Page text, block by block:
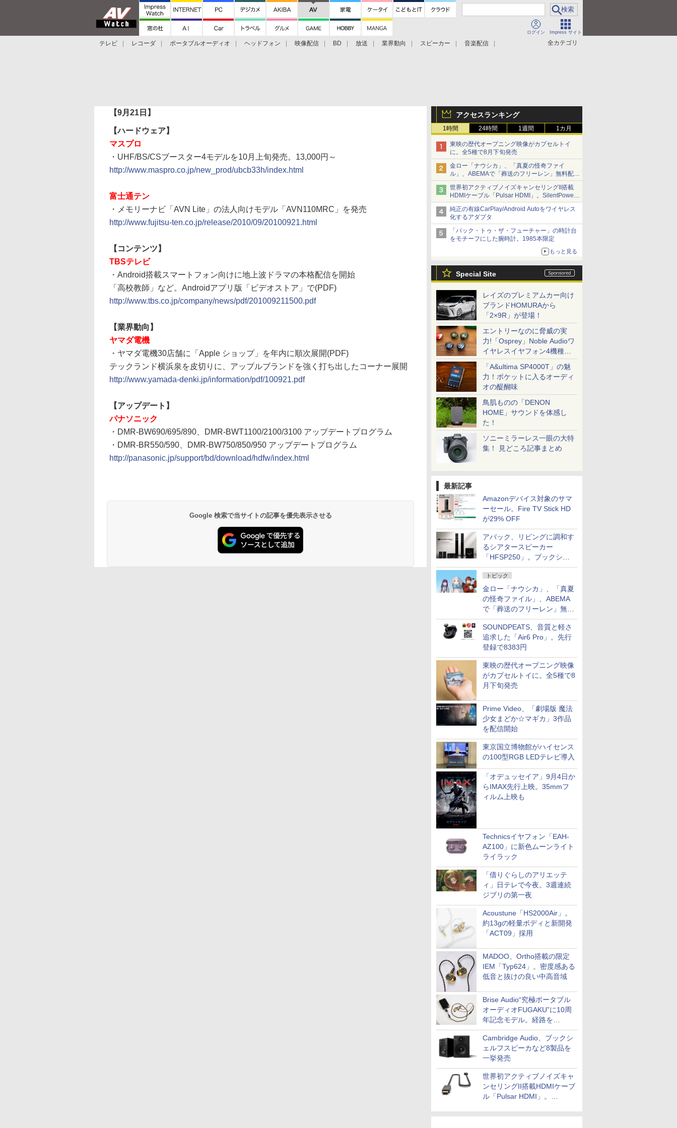
ログイン Impress サイト
全カテゴリ
テレビ レコーダ ポータブルオーディオ ヘッドフォン 映像配信 BD 放送 業界動向 スピーカー
音楽配信
アクセスランキング
1時間 24時間 1週間 1カ月
東映の歴代オープニング映像がカプセルトイ
に。全5種で8月下旬発売
金ロー「ナウシカ」、「真夏の怪奇ファイ
ル」、ABEMAで「葬送のフリーレン」無料配信
など。夏の特番・配信情報
世界初アクティブノイズキャンセリングII搭載
HDMIケーブル「Pulsar HDMI」。SilentPower
から
純正の有線CarPlay/Android Autoをワイヤレス
化するアダプタ
「バック・トゥ・ザ・フューチャー」の時計台
をモチーフにした腕時計。1985本限定
もっと見る
Special Site
レイズのプレミアムカー向け
ブランドHOMURAから
「2×9R」が登場！
エントリーなのに脅威の実
力!「Osprey」Noble Audioワ
イヤレスイヤフォン4機種を
一気に聴く
「A&ultima SP4000T」の魅
力！ポケットに入るオーディ
オの醍醐味
鳥肌ものの「DENON
HOME」サウンドを体感し
た！
ソニーミラーレス一眼の大特
集！ 見どころ記事まとめ
最新記事
Amazonデバイス対象のサマ
ーセール。Fire TV Stick HD
が29% OFF
アバック、リビングに調和す
るシアタースピーカー
「HFSP250」。ブックシェ
ルフはペア3万円以下
トピック
金ロー「ナウシカ」、「真夏
の怪奇ファイル」、ABEMA
で「葬送のフリーレン」無料
配信など。夏の特番・配信情
報
SOUNDPEATS、音質と軽さ
追求した「Air6 Pro」。先行
登録で8383円
東映の歴代オープニング映像
がカプセルトイに。全5種で8
月下旬発売
Prime Video、「劇場版 魔法
少女まどか☆マギカ」3作品
を配信開始
東京国立博物館がハイセンス
の100型RGB LEDテレビ導入
「オデュッセイア」9月4日か
らIMAX先行上映。35mmフ
ィルム上映も
Technicsイヤフォン「EAH-
AZ100」に新色ムーンライト
ライラック
「借りぐらしのアリエッテ
ィ」日テレで今夜。3週連続
ジブリの第一夜
Acoustune「HS2000Air」。
約13gの軽量ボディと新開発
「ACT09」採用
MADOO、Ortho搭載の限定
IEM「Typ624」。密度感ある
低音と抜けの良い中高音域
Brise Audio“究極ポータブル
オーディオFUGAKU”に10周
年記念モデル。経路を
NISHIKIで統一。400万円
Cambridge Audio、ブックシ
ェルフスピーカなど8製品を
一挙発売
世界初アクティブノイズキャ
ンセリングII搭載HDMIケーブ
ル「Pulsar HDMI」。
【9月21日】
【ハードウェア】
マスプロ
・UHF/BS/CSブースター4モデルを10月上旬発売。13,000円～
http://www.maspro.co.jp/new_prod/ubcb33h/index.html
富士通テン
・メモリーナビ「AVN Lite」の法人向けモデル「AVN110MRC」を発売
http://www.fujitsu-ten.co.jp/release/2010/09/20100921.html
【コンテンツ】
TBSテレビ
・Android搭載スマートフォン向けに地上波ドラマの本格配信を開始
「高校教師」など。Androidアプリ版「ビデオストア」で(PDF)
http://www.tbs.co.jp/company/news/pdf/201009211500.pdf
【業界動向】
ヤマダ電機
・ヤマダ電機30店舗に「Apple ショップ」を年内に順次展開(PDF)
テックランド横浜泉を皮切りに、アップルブランドを強く打ち出したコーナー展開
http://www.yamada-denki.jp/information/pdf/100921.pdf
【アップデート】
パナソニック
・DMR-BW690/695/890、DMR-BWT1100/2100/3100 アップデートプログラム
・DMR-BR550/590、DMR-BW750/850/950 アップデートプログラム
http://panasonic.jp/support/bd/download/hdfw/index.html
Google 検索で当サイトの記事を優先表示させる